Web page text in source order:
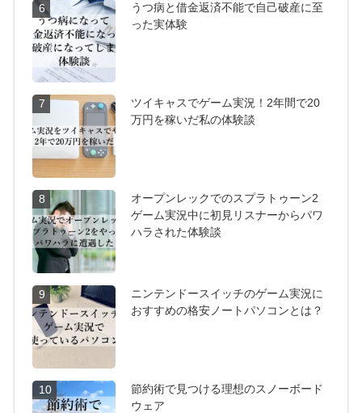
6
うつ病と借金返済不能で自己破産に至
った実体験
7
ツイキャスでゲーム実況！2年間で20
万円を稼いだ私の体験談
8
オープンレックでのスプラトゥーン2
ゲーム実況中に初見リスナーからパワ
ハラされた体験談
9
ニンテンドースイッチのゲーム実況に
おすすめの格安ノートパソコンとは？
10
節約術で見つける理想のスノーボード
ウェア